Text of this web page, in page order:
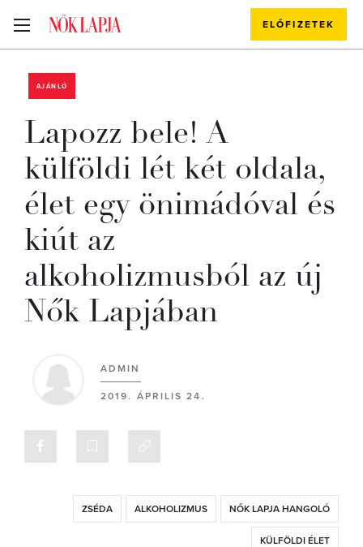
ELŐFIZETEK
AJÁNLÓ
Lapozz bele! A
külföldi lét két oldala,
élet egy önimádóval és
kiút az
alkoholizmusból az új
Nők Lapjában
ADMIN
2019. ÁPRILIS 24.
ZSÉDA ALKOHOLIZMUS NŐK LAPJA HANGOLÓ
KÜLFÖLDI ÉLET